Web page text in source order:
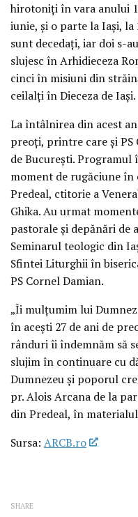
hirotoniţi în vara anului
iunie, şi o parte la Iaşi, la
sunt decedaţi, iar doi s-
slujesc în Arhidieceza
cinci în misiuni din
ceilalţi în Dieceza de Iaşi.
La întâlnirea din acest
preoţi, printre care şi PS
de Bucureşti.
moment de rugăciune
Predeal, ctitorie a
Ghika. Au urmat
pastorale şi depănări
Seminarul teologic din
Sfintei Liturghii în
PS Cornel Damian.
„Îi mulţumim lui
în aceşti 27 de ani de
rânduri îi îndemnăm să
slujim în continuare cu
Dumnezeu şi poporul
pr. Alois Arcana de la
din Predeal, în
Sursa: ARCB.ro
SHARE